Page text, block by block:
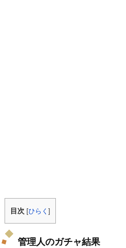
目次 [ひらく]
管理人のガチャ結果